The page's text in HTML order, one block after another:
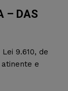
– DAS
9.610, de
atinente e